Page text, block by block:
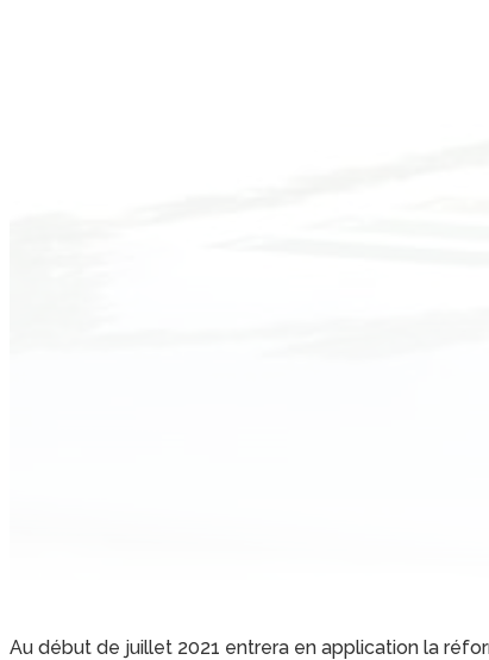
Au début de juillet 2021 entrera en application la